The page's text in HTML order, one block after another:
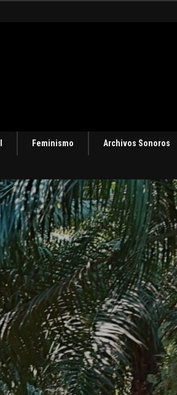
Feminismo Archivos Sonoros